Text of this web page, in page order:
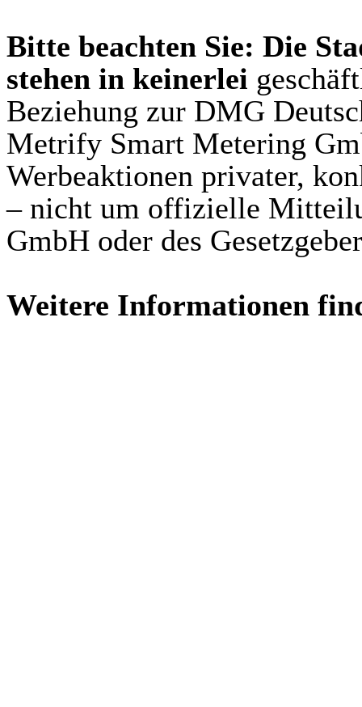
Bitte beachten Sie: Die
stehen in keinerlei
Beziehung zur DMG
Metrify Smart Metering
Werbeaktionen privater,
– nicht um offizielle
GmbH oder des
Weitere Informationen